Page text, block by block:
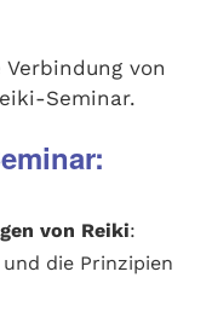
von
Seminar.
von Reiki:
die Prinzipien